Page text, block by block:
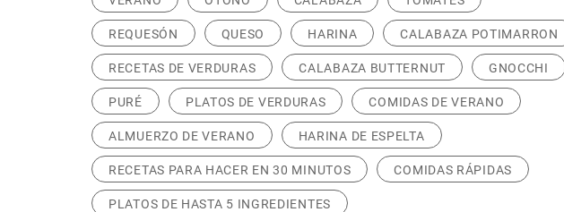
REQUESÓN QUESO HARINA CALABAZA POTIMARRON
RECETAS DE VERDURAS CALABAZA BUTTERNUT GNOCCHI
PURÉ PLATOS DE VERDURAS COMIDAS DE VERANO
ALMUERZO DE VERANO HARINA DE ESPELTA
RECETAS PARA HACER EN 30 MINUTOS COMIDAS RÁPIDAS
PLATOS DE HASTA 5 INGREDIENTES